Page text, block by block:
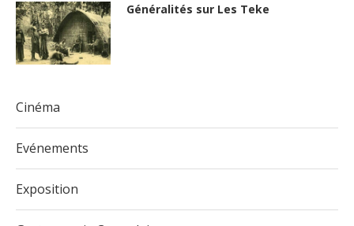
Généralités sur Les Teke
Cinéma
Evénements
Exposition